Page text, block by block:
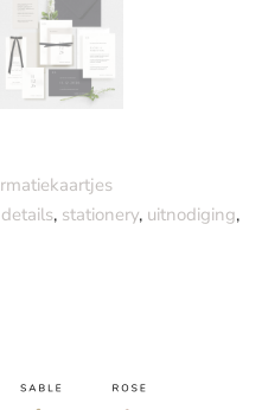
details, stationery, uitnodiging,